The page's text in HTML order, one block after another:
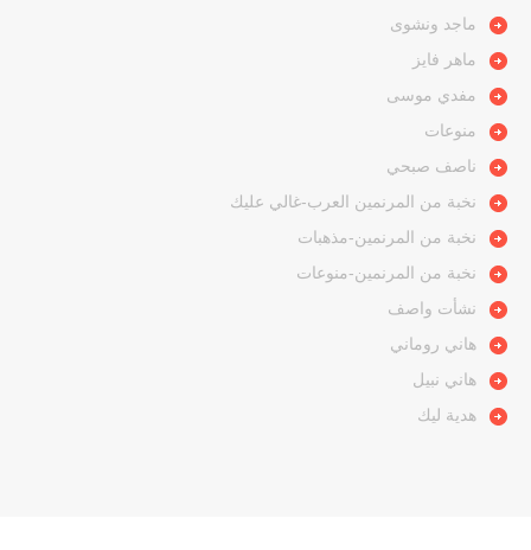
ماجد ونشوى
ماهر فايز
مفدي موسى
منوعات
ناصف صبحي
نخبة من المرنمين العرب-غالي عليك
نخبة من المرنمين-مذهبات
نخبة من المرنمين-منوعات
نشأت واصف
هاني روماني
هاني نبيل
هدية ليك